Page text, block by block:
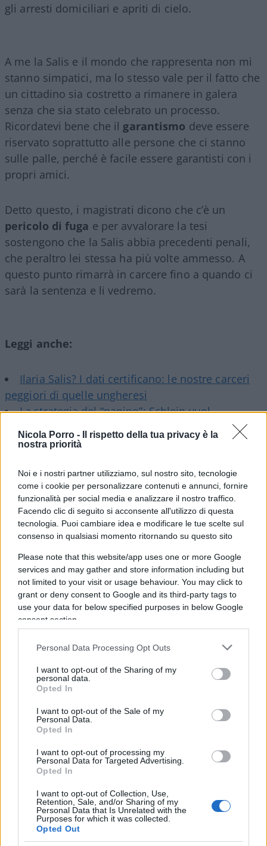
Nicola Porro -
Il rispetto della tua privacy è la
nostra priorità
Noi e i nostri partner utilizziamo, sul nostro sito, tecnologie
come i cookie per personalizzare contenuti e annunci, fornire
funzionalità per social media e analizzare il nostro traffico.
Facendo clic di seguito si acconsente all'utilizzo di questa
tecnologia. Puoi cambiare idea e modificare le tue scelte sul
consenso in qualsiasi momento ritornando su questo sito
Please note that this website/app uses one or more Google
services and may gather and store information including but
not limited to your visit or usage behaviour. You may click to
grant or deny consent to Google and its third-party tags to
use your data for below specified purposes in below Google
consent section.
Personal Data Processing Opt Outs
I want to opt-out of the Sharing of my
personal data.
Opted In
I want to opt-out of the Sale of my
Personal Data.
Opted In
I want to opt-out of processing my
Personal Data for Targeted Advertising.
Opted In
I want to opt-out of Collection, Use,
Retention, Sale, and/or Sharing of my
Personal Data that Is Unrelated with the
Purposes for which it was collected.
Opted Out
gli arresti domiciliari e apriti di cielo.
A me la Salis e il mondo che rappresenta non mi
stanno simpatici, ma lo stesso vale per il fatto che
un cittadino sia costretto a rimanere in galera
senza che sia stato celebrato un processo.
Ricordatevi bene che il garantismo deve essere
riservato soprattutto alle persone che ci stanno
sulle palle, perché è facile essere garantisti con i
propri amici.
Detto questo, i magistrati dicono che c’è un
pericolo di fuga e per avvalorare la tesi
sostengono che la Salis abbia precedenti penali,
che peraltro lei stessa ha più volte ammesso. A
questo punto rimarrà in carcere fino a quando ci
sarà la sentenza e li vedremo.
Leggi anche:
Ilaria Salis? I dati certificano: le nostre carceri
peggiori di quelle ungheresi
La strategia del “panino”: Schlein vuol
cella, Meloni l’ha abbandonata al castigo di
Orban”. Io veramente non ho parole.Repubblica
lo stesso giornale che quando i magistrati
vengono minimamente attaccati dai politici,
urlano e strillano come delle oche starnazzanti?
Oggi, invece, sostengono che il Presidente del
Consiglio italiano dovrebbe intervenire sui
magistrati di un altro paese dell’Unione Europea,
semplicemente perché l’imputata è una
comunista amica loro. Ragazzi, vi rendete conto
della separazione dei ruoli dei
magistratinon gliene fotte nulla. Loro vogliono
semplicemente
resto non gliene frega una ceppa.
È del tutto evidente che se la Salis sta in carcere è
innanzitutto colpa sua. È colpa del fatto che la
professoressa ha preso il suo zainetto con dentro
un manganello ed è andata a fare casino in un
posto in cui purtroppo non si può fare casino.Io